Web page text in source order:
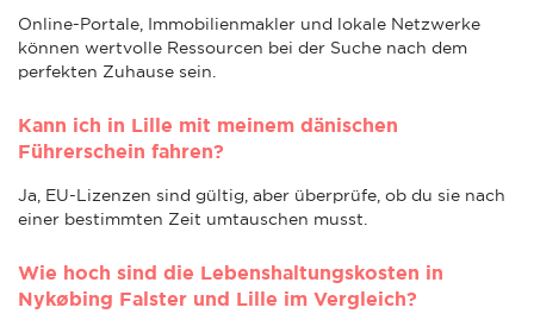
Online-Portale, Immobilienmakler und lokale Netzwerke
können wertvolle Ressourcen bei der Suche nach dem
perfekten Zuhause sein.
Kann ich in Lille mit meinem dänischen
Führerschein fahren?
Ja, EU-Lizenzen sind gültig, aber überprüfe, ob du sie nach
einer bestimmten Zeit umtauschen musst.
Wie hoch sind die Lebenshaltungskosten in
Nykøbing Falster und Lille im Vergleich?